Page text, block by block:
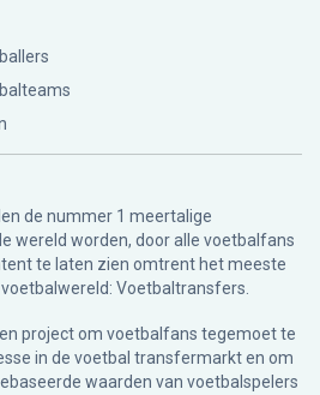
de nummer 1 meertalige
wereld worden, door alle voetbalfans
te laten zien omtrent het meeste
Voetbaltransfers.
project om voetbalfans tegemoet te
in de voetbal transfermarkt en om
waarden van voetbalspelers